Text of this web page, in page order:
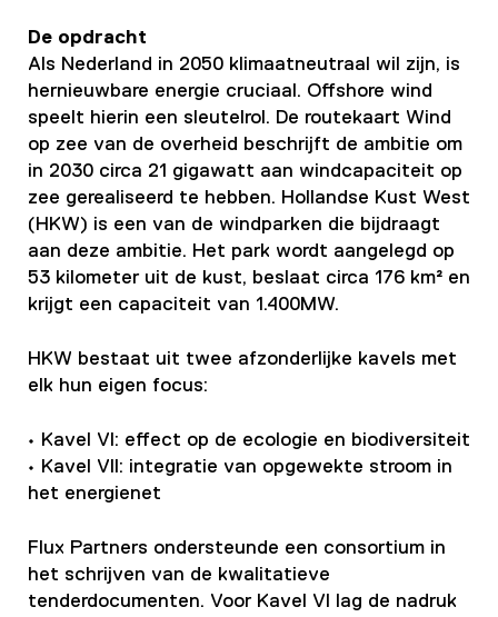
De opdracht
Als Nederland in 2050 klimaatneutraal wil zijn, is
hernieuwbare energie cruciaal. Offshore wind
speelt hierin een sleutelrol. De routekaart Wind
op zee van de overheid beschrijft de ambitie om
in 2030 circa 21 gigawatt aan windcapaciteit op
zee gerealiseerd te hebben. Hollandse Kust West
(HKW) is een van de windparken die bijdraagt
aan deze ambitie. Het park wordt aangelegd op
53 kilometer uit de kust, beslaat circa 176 km² en
krijgt een capaciteit van 1.400MW.
HKW bestaat uit twee afzonderlijke kavels met
elk hun eigen focus:
• Kavel VI: effect op de ecologie en biodiversiteit
• Kavel VII: integratie van opgewekte stroom in
het energienet
Flux Partners ondersteunde een consortium in
het schrijven van de kwalitatieve
tenderdocumenten. Voor Kavel VI lag de nadruk